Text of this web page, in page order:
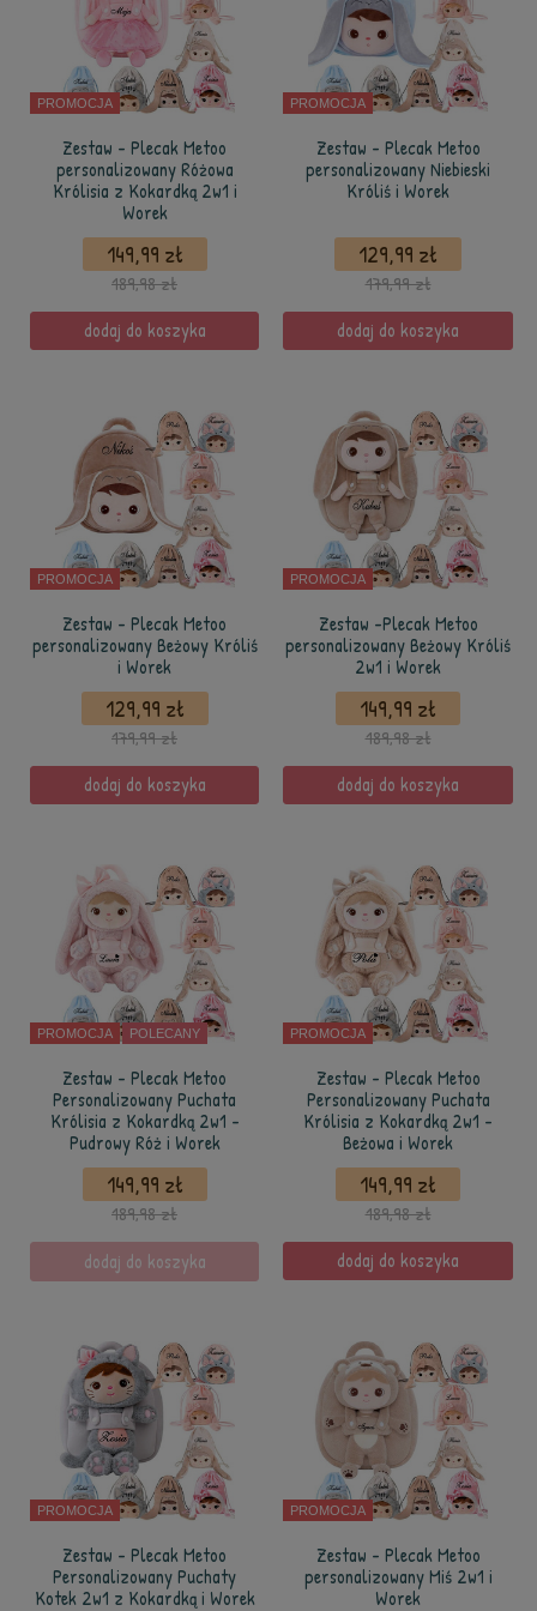
PROMOCJA
Zestaw - Plecak Metoo
personalizowany Różowa
Królisia z Kokardką 2w1 i
Worek
149,99 zł
189,98 zł
dodaj do koszyka
PROMOCJA
Zestaw - Plecak Metoo
personalizowany Niebieski
Króliś i Worek
129,99 zł
179,99 zł
dodaj do koszyka
PROMOCJA
Zestaw - Plecak Metoo
personalizowany Beżowy Króliś
i Worek
129,99 zł
179,99 zł
dodaj do koszyka
PROMOCJA
Zestaw -Plecak Metoo
personalizowany Beżowy Króliś
2w1 i Worek
149,99 zł
189,98 zł
dodaj do koszyka
PROMOCJA POLECANY
Zestaw - Plecak Metoo
Personalizowany Puchata
Królisia z Kokardką 2w1 -
Pudrowy Róż i Worek
149,99 zł
189,98 zł
dodaj do koszyka
PROMOCJA
Zestaw - Plecak Metoo
Personalizowany Puchata
Królisia z Kokardką 2w1 -
Beżowa i Worek
149,99 zł
189,98 zł
dodaj do koszyka
PROMOCJA
Zestaw - Plecak Metoo
Personalizowany Puchaty
Kotek 2w1 z Kokardką i Worek
PROMOCJA
Zestaw - Plecak Metoo
personalizowany Miś 2w1 i
Worek